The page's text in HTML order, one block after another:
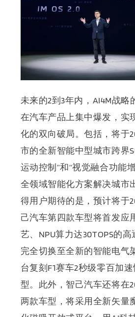
未来的2到3年内，AI4M战略
在汽车产品上集中爆发，实
化的双向破局。包括，将于
市的全新智能中型城市跨界
运动控制”和“视觉融合功能
全领域智能化方案解决城市
得用户期待的是， 预计将于
己汽车第四款车型将首发应
艺、NPU算力达30TOPS的
完全切换至全新的智能电气
台复刻F1赛车2秒级零百加
型。 此外，智己汽车还将在
两款车型，将采用全新矢量